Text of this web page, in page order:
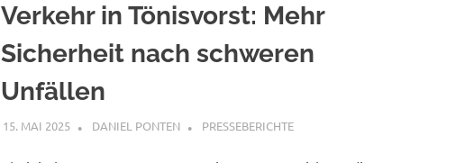
Verkehr in Tönisvorst: Mehr
Sicherheit nach schweren
Unfällen
15. MAI 2025 DANIEL PONTEN PRESSEBERICHTE